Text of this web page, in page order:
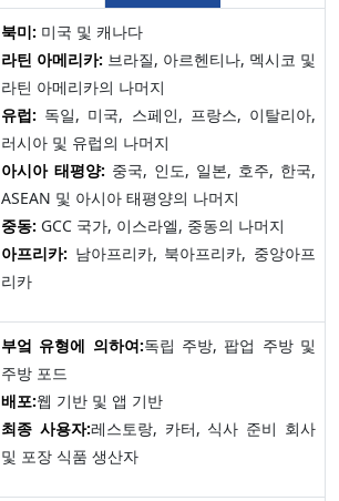
북미: 미국 및 캐나다
라틴 아메리카: 브라질, 아르헨티나, 멕시코 및
라틴 아메리카의 나머지
유럽: 독일, 미국, 스페인, 프랑스, 이탈리아,
러시아 및 유럽의 나머지
아시아 태평양: 중국, 인도, 일본, 호주, 한국,
ASEAN 및 아시아 태평양의 나머지
중동: GCC 국가, 이스라엘, 중동의 나머지
아프리카: 남아프리카, 북아프리카, 중앙아프
리카
부엌 유형에 의하여:독립 주방, 팝업 주방 및
주방 포드
배포:웹 기반 및 앱 기반
최종 사용자:레스토랑, 카터, 식사 준비 회사
및 포장 식품 생산자